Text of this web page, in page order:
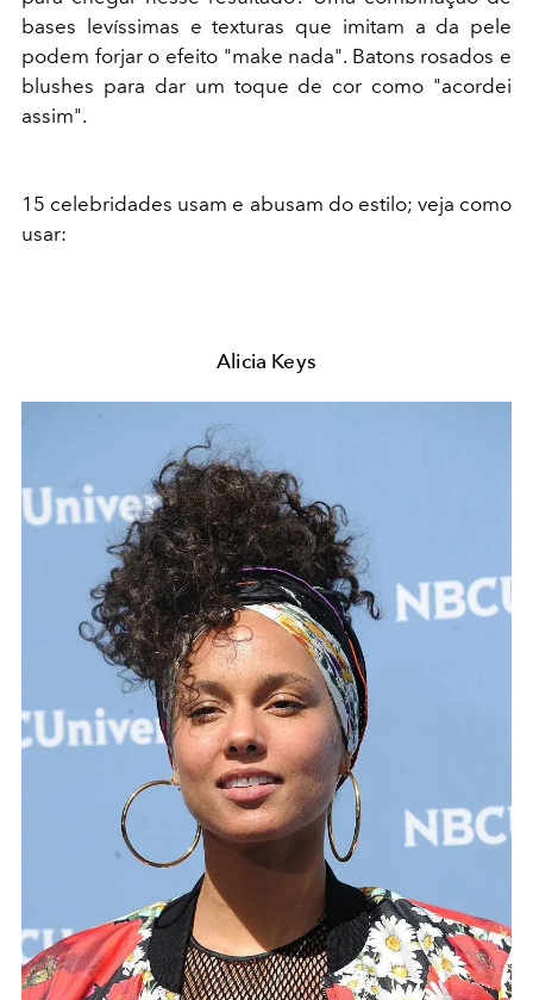
bases levíssimas e texturas que imitam a da pele
podem forjar o efeito "make nada". Batons rosados e
blushes para dar um toque de cor como "acordei
assim".
15 celebridades usam e abusam do estilo; veja como
usar:
Alicia Keys